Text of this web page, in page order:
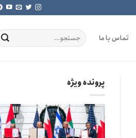
تماس با ما
پرونده ویژه